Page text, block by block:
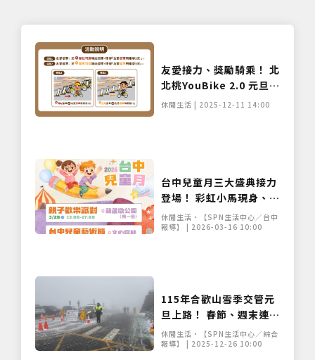
友愛接力、獎勵騎乘！ 北
北桃YouBike 2.0 元旦起
借還空滿站就賺騎乘金
休閒生活 | 2025-12-11 14:00
台中兒童月三大盛典接力
登場！ 彩虹小馬現身、紙
風車劇團開演 寵孩無極限
休閒生活•【SPN生活中心／台中
報導】 | 2026-03-16 10:00
115年合歡山雪季交管元
旦上路！ 春節、週末連假
管制時段看這裡
休閒生活•【SPN生活中心／綜合
報導】 | 2025-12-26 10:00
僅必需的Cookies 同意